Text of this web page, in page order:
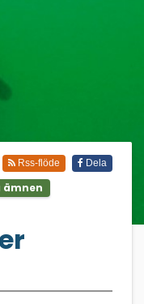
Dela
Rss-flöde